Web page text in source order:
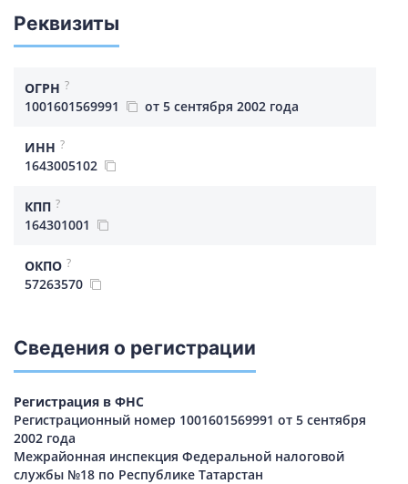
Реквизиты
ОГРН ?
1001601569991 от 5 сентября 2002 года
ИНН ?
1643005102
КПП ?
164301001
ОКПО ?
57263570
Сведения о регистрации
Регистрация в ФНС
Регистрационный номер 1001601569991 от 5 сентября
2002 года
Межрайонная инспекция Федеральной налоговой
службы №18 по Республике Татарстан